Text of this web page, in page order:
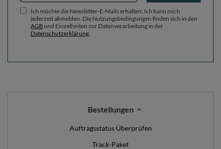
Ich möchte die Newsletter-E-Mails erhalten. Ich kann mich
jederzeit abmelden. Die Nutzungsbedingungen finden sich in den
AGB und Einzelheiten zur Datenverarbeitung in der
Datenschutzerklärung
Bestellungen
Auftragsstatus Überprüfen
Track-Paket